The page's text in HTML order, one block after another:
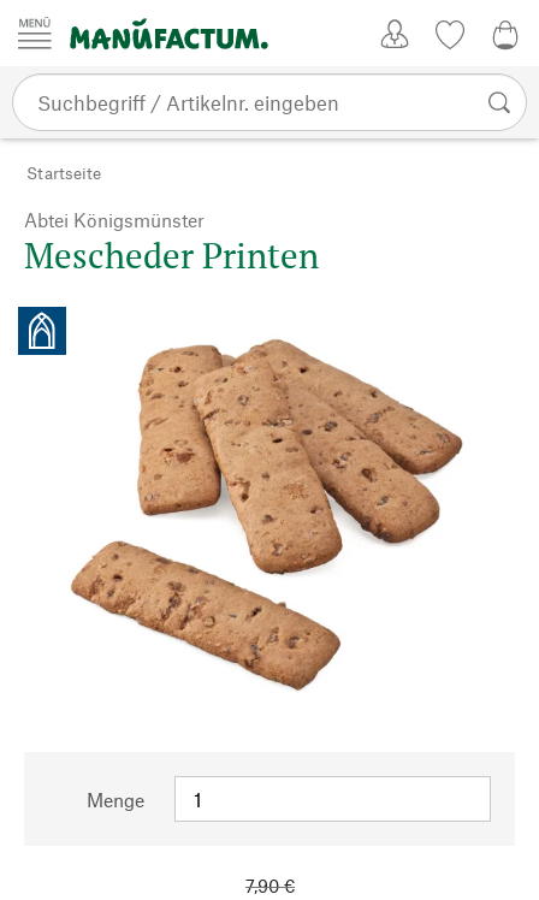
Zum Inhalt springen
Startseite
Abtei Königsmünster
Mescheder Printen
Menge
7,90 €